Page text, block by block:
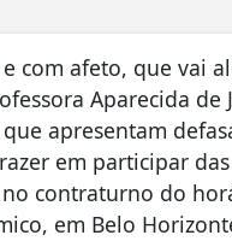
com afeto, que vai
Aparecida
apresentam
em participar
contraturno do
em Belo